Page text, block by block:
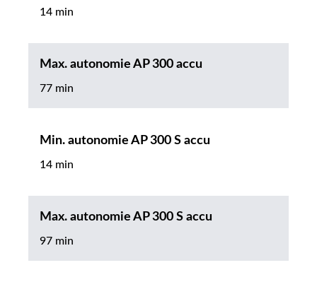
14 min
Max. autonomie AP 300 accu
77 min
Min. autonomie AP 300 S accu
14 min
Max. autonomie AP 300 S accu
97 min